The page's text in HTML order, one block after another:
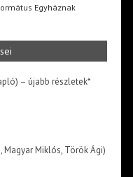
Egyháznak
– újabb részletek*
Miklós, Török Ági)